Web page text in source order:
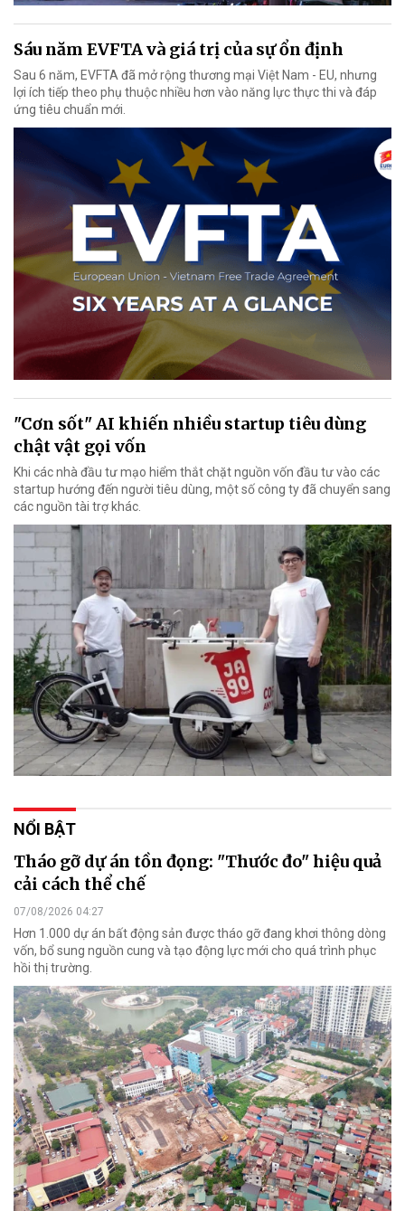
Sáu năm EVFTA và giá trị của sự ổn định
Sau 6 năm, EVFTA đã mở rộng thương mại Việt Nam - EU, nhưng
lợi ích tiếp theo phụ thuộc nhiều hơn vào năng lực thực thi và đáp
ứng tiêu chuẩn mới.
"Cơn sốt" AI khiến nhiều startup tiêu dùng
chật vật gọi vốn
Khi các nhà đầu tư mạo hiểm thắt chặt nguồn vốn đầu tư vào các
startup hướng đến người tiêu dùng, một số công ty đã chuyển sang
các nguồn tài trợ khác.
NỔI BẬT
Tháo gỡ dự án tồn đọng: "Thước đo" hiệu quả
cải cách thể chế
07/08/2026 04:27
Hơn 1.000 dự án bất động sản được tháo gỡ đang khơi thông dòng
vốn, bổ sung nguồn cung và tạo động lực mới cho quá trình phục
hồi thị trường.